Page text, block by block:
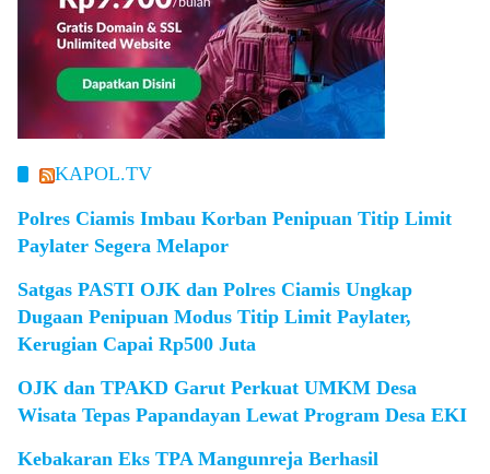
KAPOL.TV
Polres Ciamis Imbau Korban Penipuan Titip Limit
Paylater Segera Melapor
Satgas PASTI OJK dan Polres Ciamis Ungkap
Dugaan Penipuan Modus Titip Limit Paylater,
Kerugian Capai Rp500 Juta
OJK dan TPAKD Garut Perkuat UMKM Desa
Wisata Tepas Papandayan Lewat Program Desa EKI
Kebakaran Eks TPA Mangunreja Berhasil